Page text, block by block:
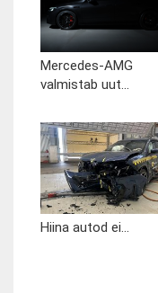
Mercedes-AMG
valmistab uut...
Hiina autod ei...